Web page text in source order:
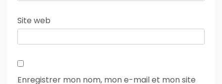
Site web
Enregistrer mon nom, mon e-mail et mon site